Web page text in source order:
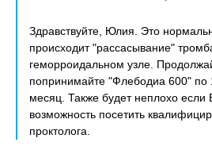
Здравствуйте, Юлия. Это
происходит "рассасывание"
геморроидальном узле.
попринимайте "Флебодиа 600" по
месяц. Также будет неплохо если
возможность посетить
проктолога.